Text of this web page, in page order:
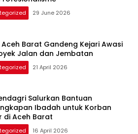
29 June 2026
Aceh Barat Gandeng Kejari Awasi
Jalan dan Jembatan
21 April 2026
Salurkan Bantuan
Ibadah untuk Korban
di Aceh Barat
16 April 2026